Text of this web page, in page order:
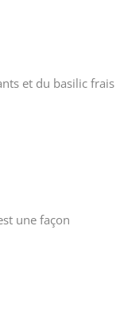
et du basilic frais
une façon